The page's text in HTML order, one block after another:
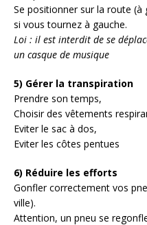
Se positionner sur la route (à
si vous tournez à gauche.
Loi : il est interdit de se
un casque de musique
5) Gérer la transpiration
Prendre son temps,
Choisir des vêtements
Eviter le sac à dos,
Eviter les côtes pentues
6) Réduire les efforts
Gonfler correctement vos
ville).
Attention, un pneu se